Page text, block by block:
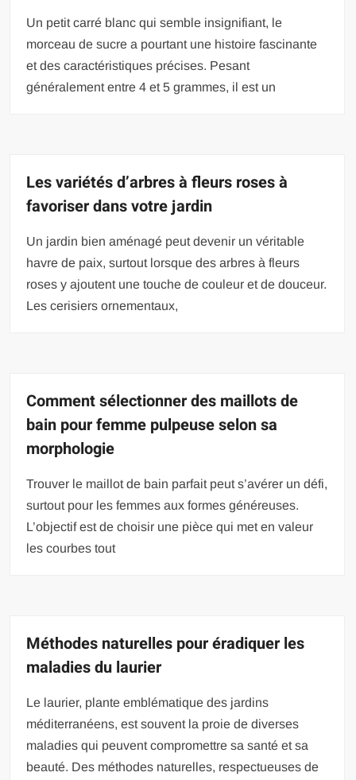
Un petit carré blanc qui semble insignifiant, le
morceau de sucre a pourtant une histoire fascinante
et des caractéristiques précises. Pesant
généralement entre 4 et 5 grammes, il est un
Les variétés d’arbres à fleurs roses à
favoriser dans votre jardin
Un jardin bien aménagé peut devenir un véritable
havre de paix, surtout lorsque des arbres à fleurs
roses y ajoutent une touche de couleur et de douceur.
Les cerisiers ornementaux,
Comment sélectionner des maillots de
bain pour femme pulpeuse selon sa
morphologie
Trouver le maillot de bain parfait peut s’avérer un défi,
surtout pour les femmes aux formes généreuses.
L’objectif est de choisir une pièce qui met en valeur
les courbes tout
Méthodes naturelles pour éradiquer les
maladies du laurier
Le laurier, plante emblématique des jardins
méditerranéens, est souvent la proie de diverses
maladies qui peuvent compromettre sa santé et sa
beauté. Des méthodes naturelles, respectueuses de